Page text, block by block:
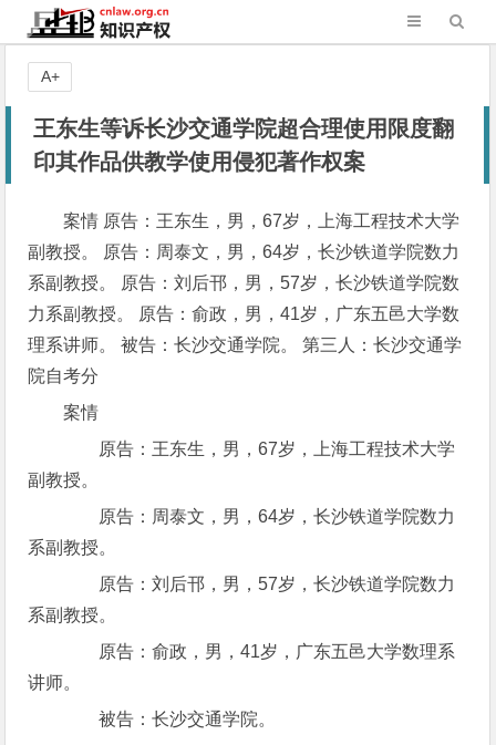
王东生等诉长沙交通学院超合理使用限度翻
印其作品供教学使用侵犯著作权案
案情 原告：王东生，男，67岁，上海工程技术大学
副教授。 原告：周泰文，男，64岁，长沙铁道学院数力
系副教授。 原告：刘后邗，男，57岁，长沙铁道学院数
力系副教授。 原告：俞政，男，41岁，广东五邑大学数
理系讲师。 被告：长沙交通学院。 第三人：长沙交通学
院自考分
案情
原告：王东生，男，67岁，上海工程技术大学
副教授。
原告：周泰文，男，64岁，长沙铁道学院数力
系副教授。
原告：刘后邗，男，57岁，长沙铁道学院数力
系副教授。
原告：俞政，男，41岁，广东五邑大学数理系
讲师。
被告：长沙交通学院。
A+